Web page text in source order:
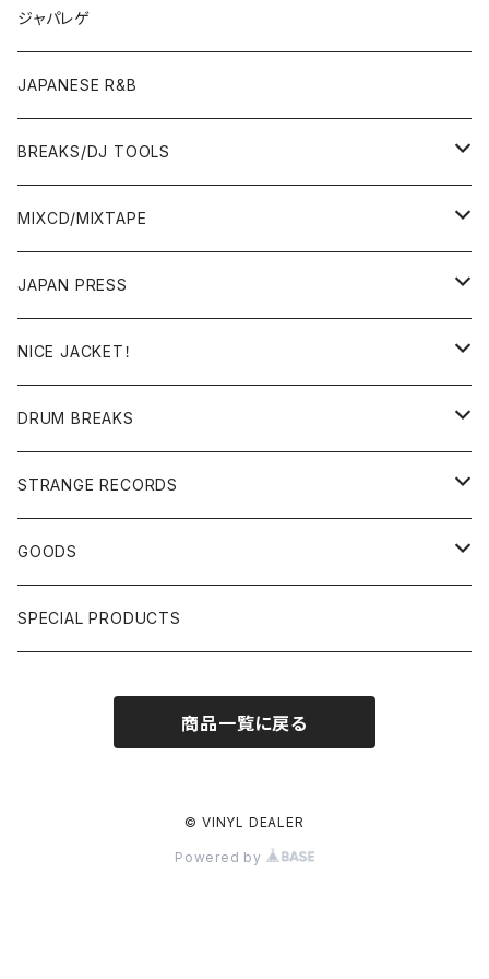
OTHERS
JAPANESE
OTHERS
ジャパレゲ
JAPANESE R&B
BREAKS/DJ TOOLS
BREAKS/MEGAMIX/CUT UP
RE-EDIT/DJ TOOLS
MIXCD/MIXTAPE
MIXCD
日本語ラップ
JAPANESE DJ
MIXTAPE
JAPAN PRESS
LP(+ OBI)
7"/12"
NICE JACKET！
DONUTS 45
GIRLS
HIPHOP CLASSIC GALLERY
日本語ラップ CLASSIC GALLERY
DRUM BREAKS
US/UK/OTHERS
JAPANESE
STRANGE RECORDS
DRUM DRUM DRUM/KARAOKE
パチソン/AUDIO CHECK/LIBRARY
GOODS
BOOK
SPECIAL PRODUCTS
商品一覧に戻る
© VINYL DEALER
Powered by